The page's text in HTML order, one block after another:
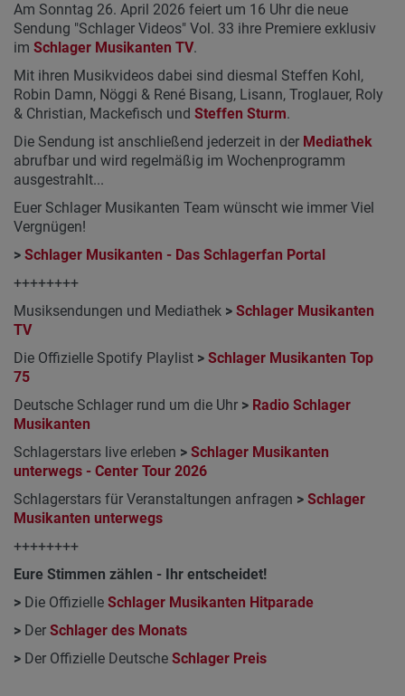
Am Sonntag 26. April 2026 feiert um 16 Uhr die neue
Sendung "Schlager Videos" Vol. 33 ihre Premiere exklusiv
im Schlager Musikanten TV.
Mit ihren Musikvideos dabei sind diesmal Steffen Kohl,
Robin Damn, Nöggi & René Bisang, Lisann, Troglauer, Roly
& Christian, Mackefisch und Steffen Sturm.
Die Sendung ist anschließend jederzeit in der Mediathek
abrufbar und wird regelmäßig im Wochenprogramm
ausgestrahlt...
Euer Schlager Musikanten Team wünscht wie immer Viel
Vergnügen!
> Schlager Musikanten - Das Schlagerfan Portal
++++++++
Musiksendungen und Mediathek > Schlager Musikanten
TV
Die Offizielle Spotify Playlist > Schlager Musikanten Top
75
Deutsche Schlager rund um die Uhr > Radio Schlager
Musikanten
Schlagerstars live erleben > Schlager Musikanten
unterwegs - Center Tour 2026
Schlagerstars für Veranstaltungen anfragen > Schlager
Musikanten unterwegs
++++++++
Eure Stimmen zählen - Ihr entscheidet!
> Die Offizielle Schlager Musikanten Hitparade
> Der Schlager des Monats
> Der Offizielle Deutsche Schlager Preis